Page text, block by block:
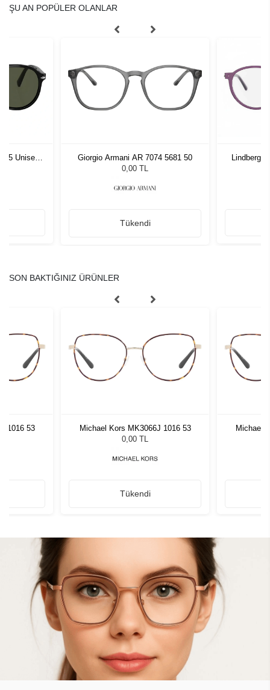
ŞU AN POPÜLER OLANLAR
55 Unisex
Giorgio Armani AR 7074 5681 50
0,00 TL
Tükendi
Lindberg
SON BAKTIĞINIZ ÜRÜNLER
1016 53
Michael Kors MK3066J 1016 53
0,00 TL
Tükendi
Michael